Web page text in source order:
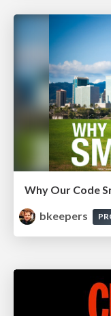
Why Our Code
bkeepers